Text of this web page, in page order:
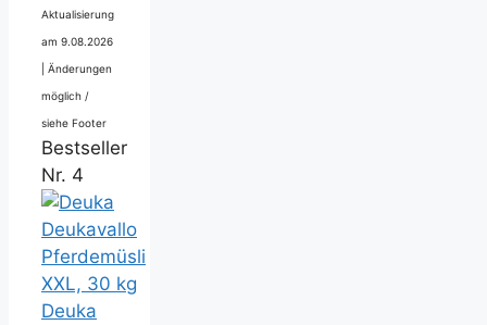
Aktualisierung
am 9.08.2026
Änderungen
möglich /
siehe Footer
Bestseller
Nr. 4
Deuka